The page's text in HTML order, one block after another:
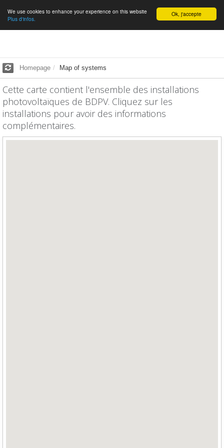
English Ok, j'accepte
We use cookies to enhance your experience on this website
Plus d'infos.
Homepage Map of systems
Cette carte contient l'ensemble des installations
photovoltaïques de BDPV. Cliquez sur les
installations pour avoir des informations
complémentaires.